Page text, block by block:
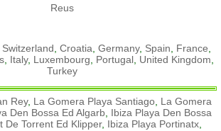
Reus
Switzerland, Croatia, Germany, Spain, France,
, Italy, Luxembourg, Portugal, United Kingdom,
Turkey
Rey, La Gomera Playa Santiago, La Gomera
Den Bossa Ed Algarb, Ibiza Playa Den Bossa
De Torrent Ed Klipper, Ibiza Playa Portinatx,